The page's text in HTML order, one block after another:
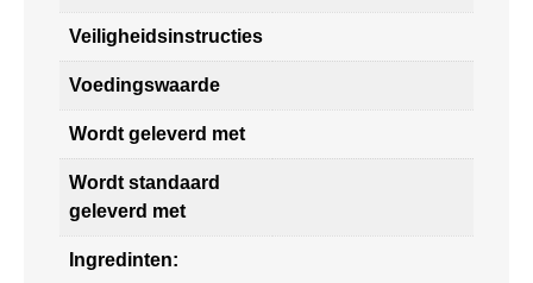
Veiligheidsinstructies
Voedingswaarde
Wordt geleverd met
Wordt standaard
geleverd met
Ingredinten: